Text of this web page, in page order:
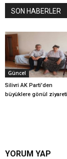
SON HABERLER
Güncel
Silivri AK Parti'den
büyüklere gönül ziyareti
YORUM YAP